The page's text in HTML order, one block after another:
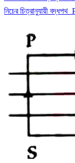
নিচের চিত্রানুযায়ী